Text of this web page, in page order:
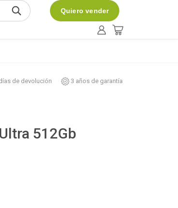
Quiero vender
de devolución 3 años de garantía
512Gb